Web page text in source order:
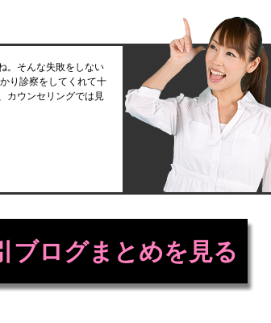
。そんな失敗をしない
り診察をしてくれて十
カウンセリングでは見
ブログまとめを見る